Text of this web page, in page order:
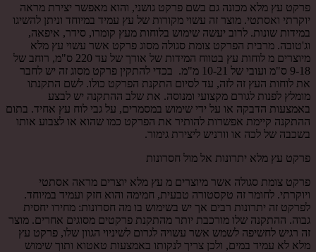
פרקט עץ מלא מכונה גם בשם פרקט גושני, והוא מאפשר יצירת מראה
יוקרתי ואסתטי. מוצר זה עשוי מקורות של עץ עמיד במיוחד וניתן להשיגו
במידות שונות. לרוב יעשה שימוש בלוחות מעץ קומרו, סידר, איפאה,
וג'טובה. מרבית הפרקט צומת סגולה מסוג פרקט אשר עשוי עץ מלא
מיוצרים מ לוחות עץ בטווח המידות של אורך של עד 220 ס"מ, רוחב של
9-18 ס"מ ועובי של 10-21 מ"מ. בכדי להתקין פרקט מסוג זה יש לחבר
את לוחות העץ זה לזה, עד לסיום התקנת הפרקט כולו. לשם התקנתו
מומלץ לפנות לגורם מקצועי ומנוסה. את שלב ההתקנה יש לבצע
באמצעות הדבקה או על ידי שימוש במסמרים, על גבי לוח עץ אחיד. בתום
ההתקנה קיימת אפשרות להותיר את הפרקט כמו שהוא או לצבוע אותו
בשכבה של לכה או וורניש ליצירת גימור.
פרקט עץ מלא יתרונות אל מול חסרונות
פרקט צומת סגולה אשר מיוצרים מ עץ מלא יוצרים מראה אסתטי
ויוקרתי. לחומר זה טקסטורה טבעית, חמימה והוא חזק ועמיד במיוחד.
לפרקט זה יתרונות רבים אך יש בשימוש בו מה חסרונות: מחירו יחסית
גבוה. ההתקנה שלו מורכבת יותר מהתקנת פרקטים מסוגים אחרים. מוצר
זה רגיש לחשיפה לשמש אשר עשויה לגרום לשיניוי הגוון שלו, פרקט עץ
מלא לא עמיד במים, ולכן צריך לנקותו באמצעות טאטוא ותוך שימוש